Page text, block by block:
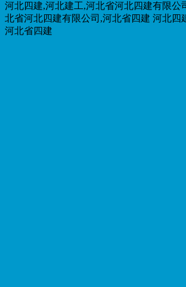
河北四建,河北建工,河北省河北四建有限公
北省河北四建有限公司,河北省四建 河北四
河北省四建